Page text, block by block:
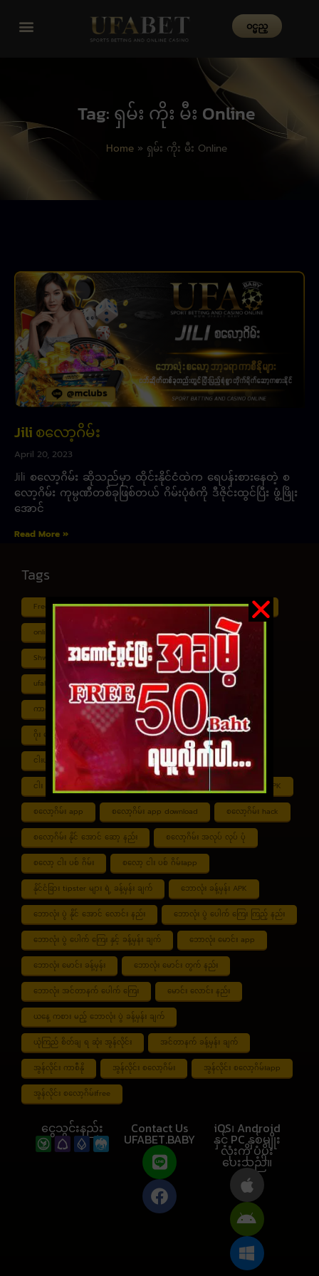
၀င္မည္
Tag: ရှမ်း ကိုး မီး Online
Home » ရှမ်း ကိုး မီး Online
Jili စလော့ဂိမ်း
April 20, 2023
Jili စလော့ဂိမ်း ဆိုသည်မှာ ထိုင်းနိုင်ငံထဲက ရေပန်းစားနေတဲ့ စ
လော့ဂိမ်း ကုမ္ပဏီတစ်ခုဖြစ်တယ် ဂိမ်းပုံစံကို ဒီဇိုင်းထွင်ပြီး ဖွံ့ဖြိုး
အောင်
Read More »
Tags
Free ငါး ပစ် ဂိမ်း Myanmar ကာစီနို Online ငါး ဂိမ်း apk
online ငါး ပစ် ဂိမ်းapp Shan Koe Mee ငါး ပစ် ဂိမ်း
Shwe ကာစီနို APK UFABET ufabet888
ufabet เข้าสู่ระบบ ကာစီနို app ကာစီနို ဂိမ်း
ကာစီနို ငါး ပစ် ဂိမ်း ကာစီနို စလော့ဂိမ်း ကျွဲ စလော့ဂိမ်း
ဂိုး ပေါင်း လောင်း နည်း ငါး ဂိမ်း ငွေ အကောင် ဆုံး
ငါးပစ်ဂိမ်း App download ငါး ပစ် ဂိမ်း link
ငါး ပစ် ဂိမ်း ဆော့ နည်း ငါး ပစ် ဂိမ်း ပိုက်ဆံ ရ စလော့ဂိမ်း APK
စလော့ဂိမ်း app စလော့ဂိမ်း app download စလော့ဂိမ်း hack
စလော့ဂိမ်း နိုင် အောင် ဆော့ နည်း စလော့ဂိမ်း အလုပ် လုပ် ပုံ
စလော့ ငါး ပစ် ဂိမ်း စလော့ ငါး ပစ် ဂိမ်းapp
နိုင်ငံခြား tipster များ ရဲ့ ခန့်မှန်း ချက် ဘောလုံး ခန့်မှန်း APK
ဘောလုံး ပွဲ နိုင် အောင် လောင်း နည်း ဘောလုံး ပွဲ ပေါက် ကြေး ကြည့် နည်း
ဘောလုံး ပွဲ ပေါက် ကြေး နှင့် ခန့်မှန်း ချက် ဘောလုံး မောင်း app
ဘောလုံး မောင်း ခန့်မှန်း ဘောလုံး မောင်း တွက် နည်း
ဘောလုံး အင်တာနက် ပေါက် ကြေး မောင်း လောင်း နည်း
ယနေ့ ကစား မည့် ဘောလုံး ပွဲ ခန့်မှန်း ချက်
ယုံကြည် စိတ်ချ ရ ဆုံး အွန်လိုင်း အင်တာနက် ခန့်မှန်း ချက်
အွန်လိုင်း ကာစီနို အွန်လိုင်း စလော့ဂိမ်း အွန်လိုင်း စလော့ဂိမ်းapp
အွန်လိုင်း စလော့ဂိမ်းfree
ငွေသွင်းနည်း Contact Us
UFABET.BABY
iOS၊ Android
နှင့် PC နှစ်မျိုး
လုံးကို ပံ့ပိုး
ပေးသည်။